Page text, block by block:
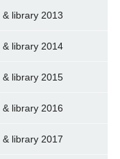
library 2013
library 2014
library 2015
library 2016
library 2017